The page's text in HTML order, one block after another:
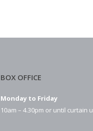
BOX OFFICE
Monday to Friday
10am – 4.30pm or until curtain